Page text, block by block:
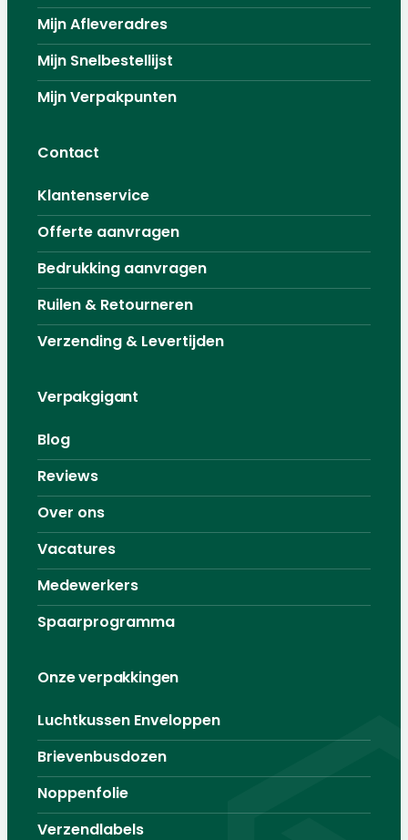
Mijn Afleveradres
Mijn Snelbestellijst
Mijn Verpakpunten
Contact
Klantenservice
Offerte aanvragen
Bedrukking aanvragen
Ruilen & Retourneren
Verzending & Levertijden
Verpakgigant
Blog
Reviews
Over ons
Vacatures
Medewerkers
Spaarprogramma
Onze verpakkingen
Luchtkussen Enveloppen
Brievenbusdozen
Noppenfolie
Verzendlabels